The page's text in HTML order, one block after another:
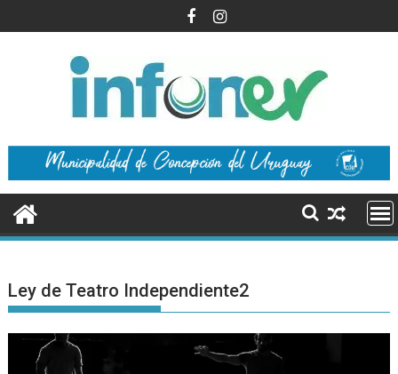
al
Ley de Teatro Independiente2